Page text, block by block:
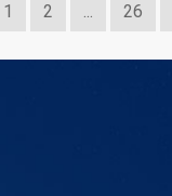
1 2 ... 26